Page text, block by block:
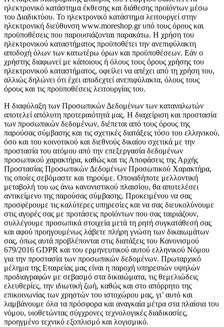
ηλεκτρονικό κατάστημα έκθεσης και διάθεσης προϊόντων μέσω
του Διαδικτύου. Το ηλεκτρονικό κατάστημα λειτουργεί στην
ηλεκτρονική διεύθυνση www.moreshop.gr υπό τους όρους και
προϋποθέσεις που παρουσιάζονται παρακάτω. Η χρήση του
ηλεκτρονικού καταστήματος προϋποθέτει την ανεπιφύλακτη
αποδοχή όλων των κατωτέρω όρων και προϋποθέσεων. Εάν ο
χρήστης διαφωνεί με κάποιους ή όλους τους όρους χρήσης του
ηλεκτρονικού καταστήματος, οφείλει να απέχει από τη χρήση του,
αλλιώς δηλώνει ότι έχει αποδεχτεί ανεπιφύλακτα, όλους τους
όρους και τις προϋποθέσεις λειτουργίας του.
Η διαφύλαξη των Προσωπικών Δεδομένων των καταναλωτών
αποτελεί απόλυτη προτεραιότητά μας. Η διαχείριση και προστασία
των προσωπικών δεδομένων, διέπεται από τους όρους της
παρούσας σύμβασης και τις σχετικές διατάξεις τόσο του ελληνικού,
όσο και του κοινοτικού και διεθνούς δικαίου σχετικά με την
προστασία του ατόμου από την επεξεργασία δεδομένων
προσωπικού χαρακτήρα, καθώς και τις Αποφάσεις της Αρχής
Προστασίας Προσωπικών Δεδομένων Προσωπικού Χαρακτήρα,
τις οποίες σεβόμαστε και τηρούμε. Οποιαδήποτε μελλοντική
μεταβολή του ως άνω κανονιστικού πλαισίου, θα αποτελέσει
αντικείμενο της παρούσας σύμβασης. Προκειμένου να σας
προσφέρουμε τις καλύτερες υπηρεσίες και να σας διευκολύνουμε
στις αγορές σας με προτάσεις προϊόντων που σας ταιριάζουν,
συλλέγουμε προσωπικά στοιχεία μετά τη ρητή συγκατάθεσή σας
και αφού προηγουμένως λάβετε πλήρη γνώση των δικαιωμάτων
σας, όπως αυτά προβλέπονται στις διατάξεις του Κανονισμού
679/2016 GDPR και του ερμηνευτικού αυτού ελληνικού Νόμου
για την προστασία των προσωπικών δεδομένων. Πρωταρχικό
μέλημα της Εταιρείας μας είναι η παροχή υπηρεσιών υψηλών
προδιαγραφών με σεβασμό στα δικαιώματα, τις θεμελιώδεις
ελευθερίες, την ιδιωτική ζωή, καθώς και στο απόρρητο της
επικοινωνίας των χρηστών του ιστοχώρου μας, γι’ αυτό και
λαμβάνουμε όλα τα πρόσφορα και αναγκαία μέτρα στα πλαίσια του
νόμου, υιοθετώντας σύγχρονες τεχνολογικές διαδικασίες,
προηγμένο τεχνικό εξοπλισμό και λογισμικό.